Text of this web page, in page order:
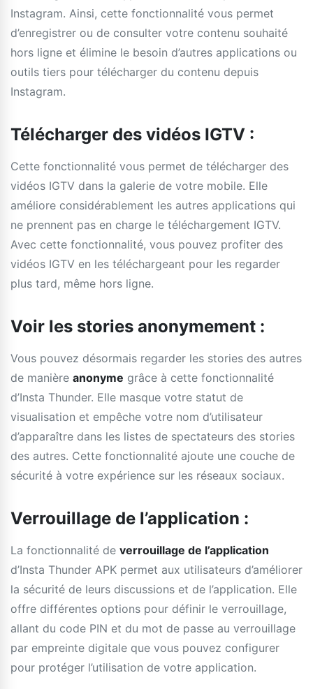
Instagram. Ainsi, cette fonctionnalité vous permet
d’enregistrer ou de consulter votre contenu souhaité
hors ligne et élimine le besoin d’autres applications ou
outils tiers pour télécharger du contenu depuis
Instagram.
Télécharger des vidéos IGTV :
Cette fonctionnalité vous permet de télécharger des
vidéos IGTV dans la galerie de votre mobile. Elle
améliore considérablement les autres applications qui
ne prennent pas en charge le téléchargement IGTV.
Avec cette fonctionnalité, vous pouvez profiter des
vidéos IGTV en les téléchargeant pour les regarder
plus tard, même hors ligne.
Voir les stories anonymement :
Vous pouvez désormais regarder les stories des autres
de manière anonyme grâce à cette fonctionnalité
d’Insta Thunder. Elle masque votre statut de
visualisation et empêche votre nom d’utilisateur
d’apparaître dans les listes de spectateurs des stories
des autres. Cette fonctionnalité ajoute une couche de
sécurité à votre expérience sur les réseaux sociaux.
Verrouillage de l’application :
La fonctionnalité de verrouillage de l’application
d’Insta Thunder APK permet aux utilisateurs d’améliorer
la sécurité de leurs discussions et de l’application. Elle
offre différentes options pour définir le verrouillage,
allant du code PIN et du mot de passe au verrouillage
par empreinte digitale que vous pouvez configurer
pour protéger l’utilisation de votre application.